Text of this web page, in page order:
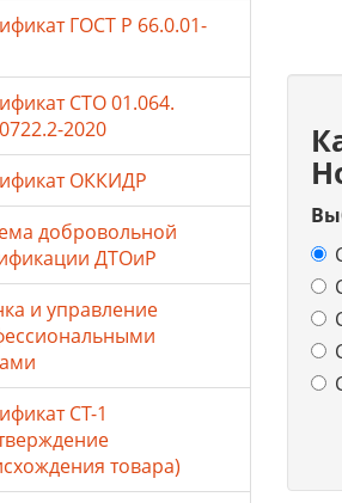
ГОСТ Р 66.0.01-
СТО 01.064.
2020
ОККИДР
добровольной
ДТОиР
и управление
СТ-1
товара)